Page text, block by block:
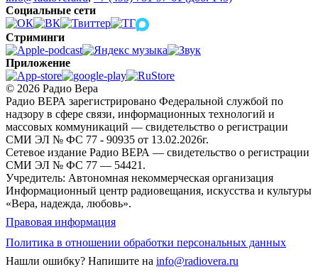
Социальные сети
Стриминги
Приложение
© 2026 Радио Вера
Радио ВЕРА зарегистрировано Федеральной службой по
надзору в сфере связи, информационных технологий и
массовых коммуникаций — свидетельство о регистрации
СМИ ЭЛ № ФС 77 - 90935 от 13.02.2026г.
Сетевое издание Радио ВЕРА — свидетельство о регистрации
СМИ ЭЛ № ФС 77 — 54421.
Учредитель: Автономная некоммерческая организация
Информационный центр радиовещания, искусства и культуры
«Вера, надежда, любовь».
Правовая информация
Политика в отношении обработки персональных данных
Нашли ошибку? Напишите на info@radiovera.ru